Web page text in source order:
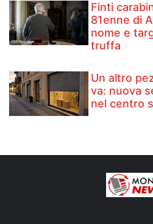
Finti
81enne di
nome e
truffa
Un altro
va: nuova
nel centro